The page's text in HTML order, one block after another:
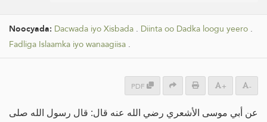
Noocyada: Dacwada iyo Xisbada . Diinta oo Dadka loogu yeero .
Fadliga Islaamka iyo wanaagiisa .
PDF + -
عن أبي موسى الأشعري رضي الله عنه قال: قال رسول الله صلى